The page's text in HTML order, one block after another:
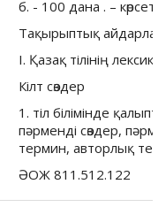
б. - 100 дана . –
Тақырыптық айдарлар
I. Қазақ тілінің
Кілт сөздер
1. тіл білімінде
пәрменді сөздер,
термин, авторлық
ӘОЖ 811.512.122